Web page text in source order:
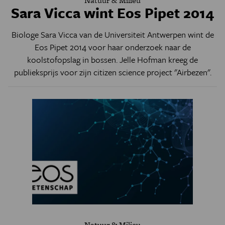
Sara Vicca wint Eos Pipet 2014
Biologe Sara Vicca van de Universiteit Antwerpen wint de
Eos Pipet 2014 voor haar onderzoek naar de
koolstofopslag in bossen. Jelle Hofman kreeg de
publieksprijs voor zijn citizen science project "Airbezen".